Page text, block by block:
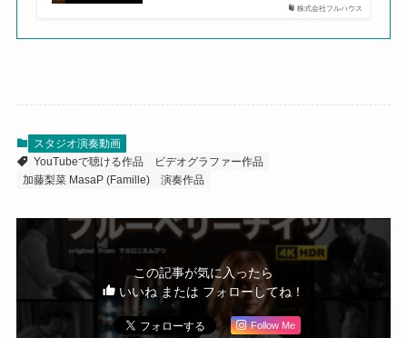
株式会社フルハウス
スタジオ演奏動画
YouTubeで聴ける作品
ビデオグラファー作品
加藤梨菜 MasaP (Famille)
演奏作品
この記事が気に入ったら
いいね または フォローしてね！
Follow Me